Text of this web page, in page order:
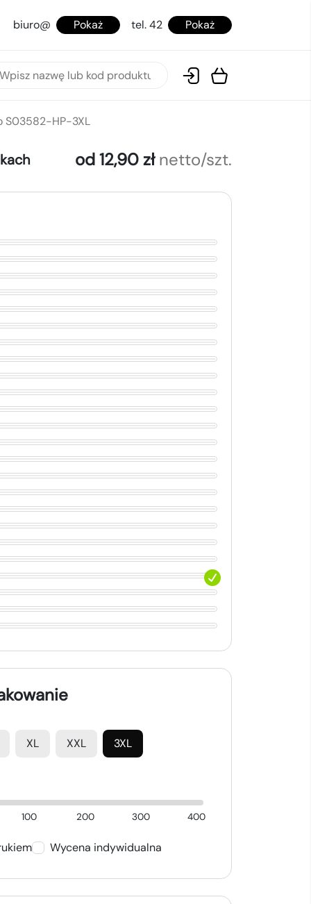
biuro@ Pokaż tel. 42 Pokaż
S03582-HP-3XL
od 12,90 zł netto/szt.
XL XXL 3XL
100 200 300 400
Wycena indywidualna